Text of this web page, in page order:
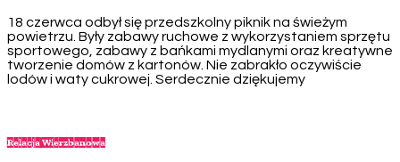
18 czerwca odbył się przedszkolny piknik na świeżym
powietrzu. Były zabawy ruchowe z wykorzystaniem sprzętu
sportowego, zabawy z bańkami mydlanymi oraz kreatywne
tworzenie domów z kartonów. Nie zabrakło oczywiście
lodów i waty cukrowej. Serdecznie dziękujemy
Relacja Wierzbanowa